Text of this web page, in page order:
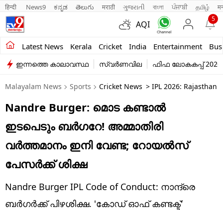
हिन्दी News9 ಕನ್ನಡ తెలుగు मराठी ગુજરાતી বাংলা ਪੰਜਾਬੀ தமிழ்
AQI
5
Latest News Kerala Cricket India Entertainment
Kerala
India
Entertainment
Business
Education
Lifestyle
world
ഇന്നത്തെ കാലാവസ്ഥ സ്വർണവില ഫിഫ ലോകകപ്പ് 2026
Malayalam News Sports Cricket News > IPL 2026: Rajasthan
Nandre Burger: മൊട കണ്ടാല്‍
ഇടപെടും ബര്‍ഗറേ! അമ്മാതിരി
വര്‍ത്തമാനം ഇനി വേണ്ട; റോയല്‍സ്
പേസര്‍ക്ക് ശിക്ഷ
Nandre Burger IPL Code of Conduct: നാന്ദ്രെ
ബര്‍ഗര്‍ക്ക് പിഴശിക്ഷ. 'കോഡ് ഓഫ് കണ്ടക്ട്'